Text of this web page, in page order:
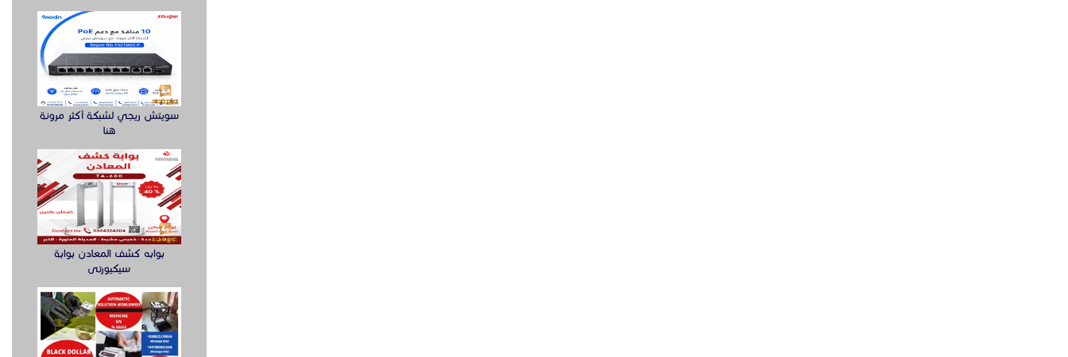
سويتش ريجي لشبكة أكثر مرونة
هنا
بوابه كشف المعادن بوابة
سيكيورتى